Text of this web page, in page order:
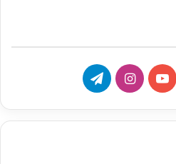
‫YouTube
انستقرامتيلقرام